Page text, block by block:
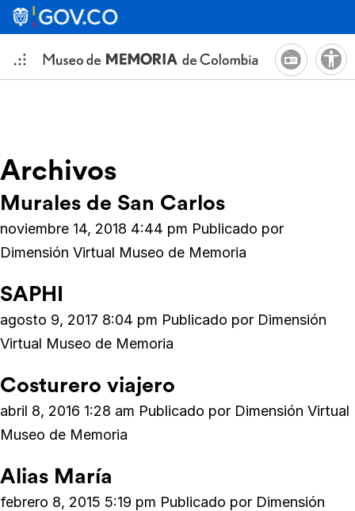
Archivos
Murales de San Carlos
noviembre 14, 2018 4:44 pm Publicado por
Dimensión Virtual Museo de Memoria
SAPHI
agosto 9, 2017 8:04 pm Publicado por Dimensión
Virtual Museo de Memoria
Costurero viajero
abril 8, 2016 1:28 am Publicado por Dimensión Virtual
Museo de Memoria
Alias María
febrero 8, 2015 5:19 pm Publicado por Dimensión